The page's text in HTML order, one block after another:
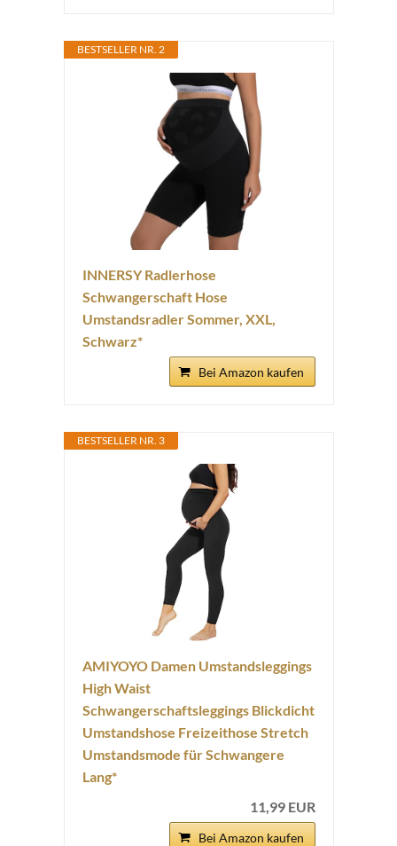
BESTSELLER NR. 2
INNERSY Radlerhose
Schwangerschaft Hose
Umstandsradler Sommer, XXL,
Schwarz*
Bei Amazon kaufen
BESTSELLER NR. 3
AMIYOYO Damen Umstandsleggings
High Waist
Schwangerschaftsleggings Blickdicht
Umstandshose Freizeithose Stretch
Umstandsmode für Schwangere
Lang*
11,99 EUR
Bei Amazon kaufen